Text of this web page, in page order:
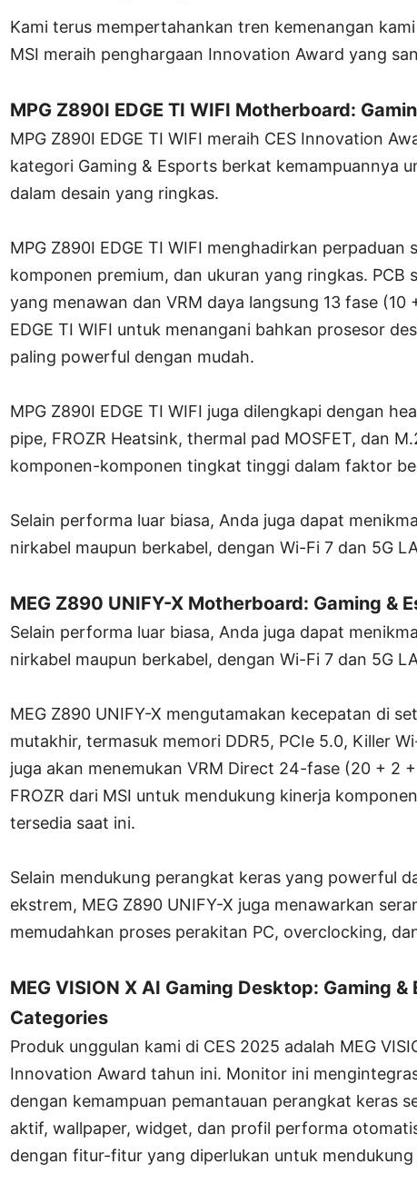
Kami terus mempertahankan tren kemenangan
MSI meraih penghargaan Innovation Award yang
MPG Z890I EDGE TI WIFI Motherboard:
MPG Z890I EDGE TI WIFI meraih CES Innovation
kategori Gaming & Esports berkat kemampuannya
dalam desain yang ringkas.
MPG Z890I EDGE TI WIFI menghadirkan
komponen premium, dan ukuran yang ringkas. PCB
yang menawan dan VRM daya langsung 13 fase (10
EDGE TI WIFI untuk menangani bahkan prosesor
paling powerful dengan mudah.
MPG Z890I EDGE TI WIFI juga dilengkapi dengan
pipe, FROZR Heatsink, thermal pad MOSFET, dan
komponen-komponen tingkat tinggi dalam faktor
Selain performa luar biasa, Anda juga dapat
nirkabel maupun berkabel, dengan Wi-Fi 7 dan 5G
MEG Z890 UNIFY-X Motherboard: Gaming &
Selain performa luar biasa, Anda juga dapat
nirkabel maupun berkabel, dengan Wi-Fi 7 dan 5G
MEG Z890 UNIFY-X mengutamakan kecepatan di
mutakhir, termasuk memori DDR5, PCIe 5.0, Killer
juga akan menemukan VRM Direct 24-fase (20 + 2
FROZR dari MSI untuk mendukung kinerja
tersedia saat ini.
Selain mendukung perangkat keras yang powerful
ekstrem, MEG Z890 UNIFY-X juga menawarkan
memudahkan proses perakitan PC, overclocking,
MEG VISION X AI Gaming Desktop: Gaming
Categories
Produk unggulan kami di CES 2025 adalah MEG
Innovation Award tahun ini. Monitor ini
dengan kemampuan pemantauan perangkat keras
aktif, wallpaper, widget, dan profil performa
dengan fitur-fitur yang diperlukan untuk